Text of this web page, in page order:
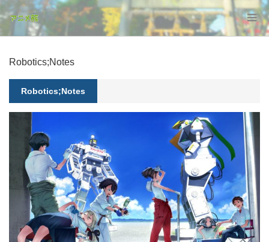
Robotics;Notes
Robotics;Notes